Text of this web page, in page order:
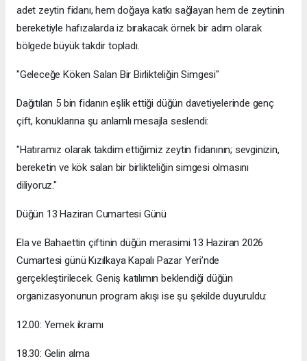
adet zeytin fidanı, hem doğaya katkı sağlayan hem de zeytinin
bereketiyle hafızalarda iz bırakacak örnek bir adım olarak
bölgede büyük takdir topladı.
"Geleceğe Köken Salan Bir Birlikteliğin Simgesi"
Dağıtılan 5 bin fidanın eşlik ettiği düğün davetiyelerinde genç
çift, konuklarına şu anlamlı mesajla seslendi:
"Hatıramız olarak takdim ettiğimiz zeytin fidanının; sevginizin,
bereketin ve kök salan bir birlikteliğin simgesi olmasını
diliyoruz."
Düğün 13 Haziran Cumartesi Günü
Ela ve Bahaettin çiftinin düğün merasimi 13 Haziran 2026
Cumartesi günü Kızılkaya Kapalı Pazar Yeri’nde
gerçekleştirilecek. Geniş katılımın beklendiği düğün
organizasyonunun program akışı ise şu şekilde duyuruldu:
12.00: Yemek ikramı
18.30: Gelin alma